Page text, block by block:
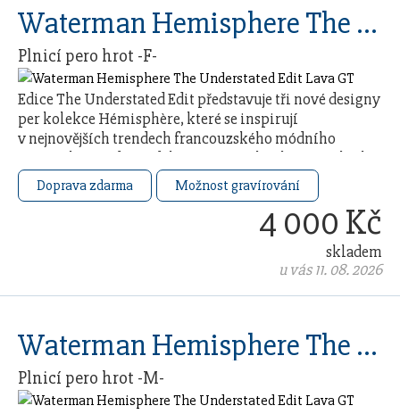
Waterman Hemisphere The Understated Edit Lava GT
Plnicí pero hrot -F-
Edice The Understated Edit představuje tři nové designy
per kolekce Hémisphère, které se inspirují
v nejnovějších trendech francouzského módního
průmyslu. Každý model čerpá ze 140letého řemeslného
…
Doprava zdarma Možnost gravírování
4 000 Kč
skladem
u vás 11. 08. 2026
Waterman Hemisphere The Understated Edit Lava GT
Plnicí pero hrot -M-